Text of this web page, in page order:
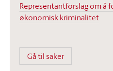
Representantforslag om å
økonomisk kriminalitet
Gå til saker